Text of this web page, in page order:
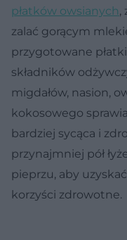
płatków owsianych,
zalać gorącym
przygotowane
składników
migdałów, nasion,
kokosowego
bardziej sycąca i
przynajmniej pół
pieprzu, aby
korzyści zdrowotne.